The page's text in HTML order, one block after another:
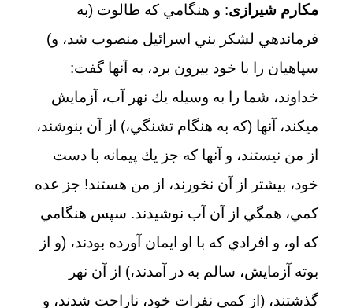
مکارم شیرازی: و هنگامي كه طالوت (به
فرماندهي لشكر بني اسرائيل منصوب شد، و)
سپاهيان را با خود بيرون برد، به آنها گفت:
خداوند، شما را به وسيله يك نهر آب، آزمايش
مي‏كند، آنها (كه به هنگام تشنگي،) از آن بنوشند،
از من نيستند، و آنها كه جز يك پيمانه با دست
خود، بيشتر از آن نخورند، از من هستند! جز عده
كمي، همگي از آن آب نوشيدند. سپس هنگامي
كه او، و افرادي كه با او ايمان آورده بودند، (و از
بوته آزمايش، سالم به در آمدند،) از آن نهر
گذشتند، (از كمي نفرات خود، ناراحت شدند، و